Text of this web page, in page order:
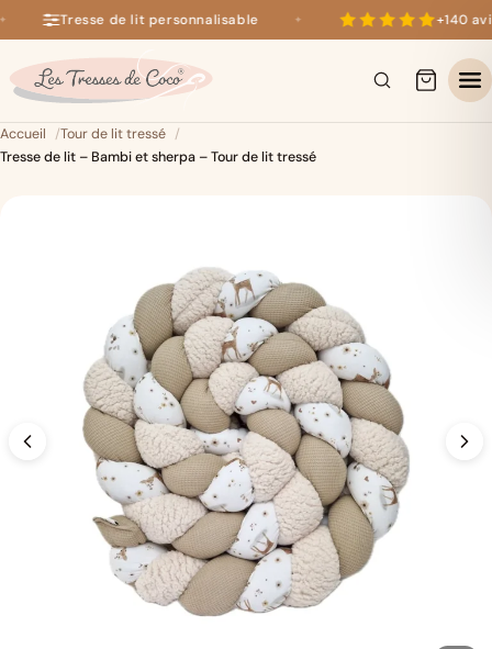
+140 avis 5 étoiles sur Google
Tresse de lit personnalisable +140
Accueil
Tour de lit tressé
Tresse de lit – Bambi et sherpa – Tour de lit tressé